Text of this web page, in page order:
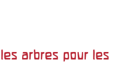
arbres pour les